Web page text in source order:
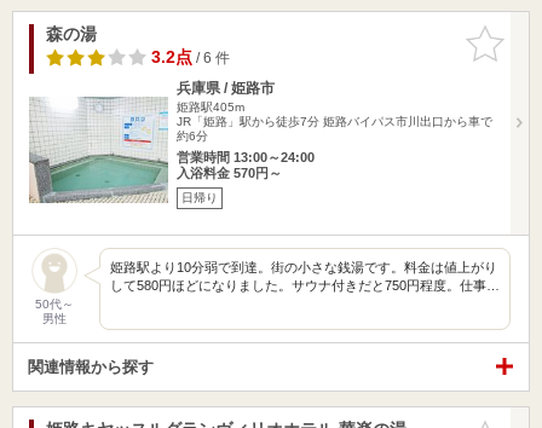
お気に入
りに追加
森の湯
3.2点/ 6 件
兵庫県 / 姫路市
姫路駅405m
JR「姫路」駅から徒歩7分 姫路バイパス市川出口から車で
約6分
営業時間 13:00～24:00
入浴料金 570円～
日帰り
50代～
男性
姫路駅より10分弱で到達。街の小さな銭湯です。料金は値上がり
して580円ほどになりました。サウナ付きだと750円程度。仕事…
関連情報から探す